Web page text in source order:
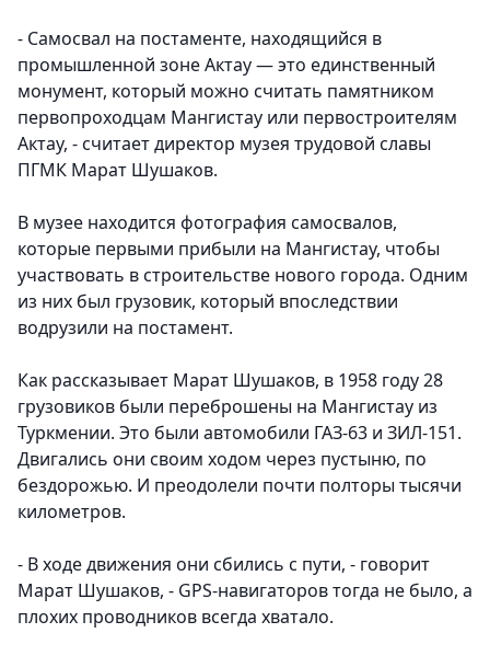
- Самосвал на постаменте, находящийся в
промышленной зоне Актау — это единственный
монумент, который можно считать памятником
первопроходцам Мангистау или первостроителям
Актау, - считает директор музея трудовой славы
ПГМК Марат Шушаков.
В музее находится фотография самосвалов,
которые первыми прибыли на Мангистау, чтобы
участвовать в строительстве нового города. Одним
из них был грузовик, который впоследствии
водрузили на постамент.
Как рассказывает Марат Шушаков, в 1958 году 28
грузовиков были переброшены на Мангистау из
Туркмении. Это были автомобили ГАЗ-63 и ЗИЛ-151.
Двигались они своим ходом через пустыню, по
бездорожью. И преодолели почти полторы тысячи
километров.
- В ходе движения они сбились с пути, - говорит
Марат Шушаков, - GPS-навигаторов тогда не было, а
плохих проводников всегда хватало.